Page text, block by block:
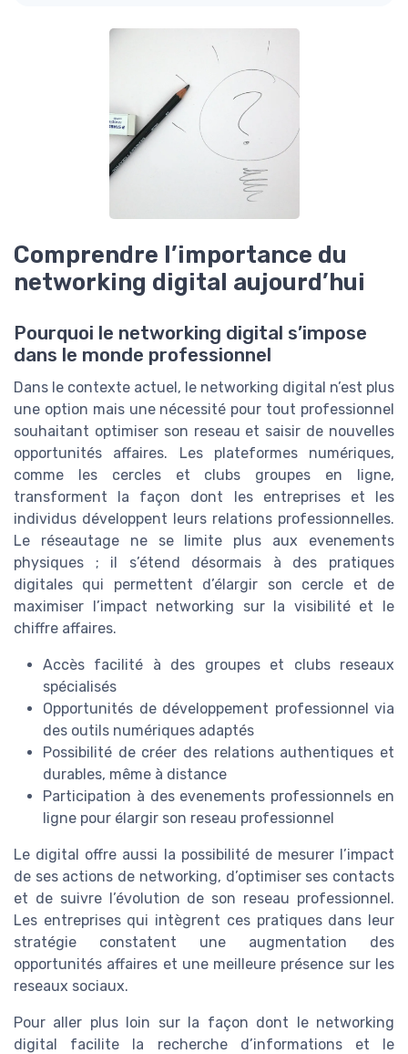
Comprendre l’importance du
networking digital aujourd’hui
Pourquoi le networking digital s’impose
dans le monde professionnel
Dans le contexte actuel, le networking digital n’est plus
une option mais une nécessité pour tout professionnel
souhaitant optimiser son reseau et saisir de nouvelles
opportunités affaires. Les plateformes numériques,
comme les cercles et clubs groupes en ligne,
transforment la façon dont les entreprises et les
individus développent leurs relations professionnelles.
Le réseautage ne se limite plus aux evenements
physiques ; il s’étend désormais à des pratiques
digitales qui permettent d’élargir son cercle et de
maximiser l’impact networking sur la visibilité et le
chiffre affaires.
Accès facilité à des groupes et clubs reseaux
spécialisés
Opportunités de développement professionnel via
des outils numériques adaptés
Possibilité de créer des relations authentiques et
durables, même à distance
Participation à des evenements professionnels en
ligne pour élargir son reseau professionnel
Le digital offre aussi la possibilité de mesurer l’impact
de ses actions de networking, d’optimiser ses contacts
et de suivre l’évolution de son reseau professionnel.
Les entreprises qui intègrent ces pratiques dans leur
stratégie constatent une augmentation des
opportunités affaires et une meilleure présence sur les
reseaux sociaux.
Pour aller plus loin sur la façon dont le networking
digital facilite la recherche d’informations et le